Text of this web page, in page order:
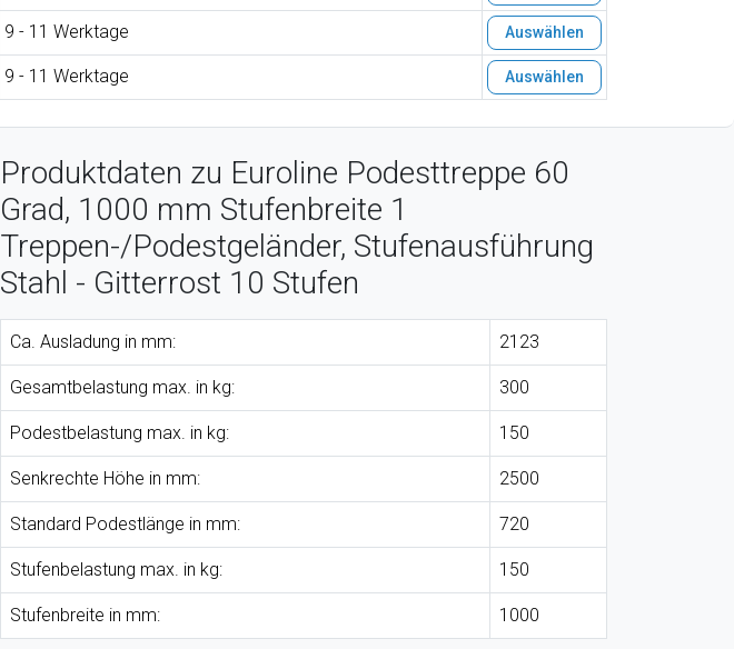
9 - 11 Werktage Auswählen
9 - 11 Werktage Auswählen
Produktdaten zu Euroline Podesttreppe 60
Grad, 1000 mm Stufenbreite 1
Treppen-/Podestgeländer, Stufenausführung
Stahl - Gitterrost 10 Stufen
Ca. Ausladung in mm: 2123
Gesamtbelastung max. in kg: 300
Podestbelastung max. in kg: 150
Senkrechte Höhe in mm: 2500
Standard Podestlänge in mm: 720
Stufenbelastung max. in kg: 150
Stufenbreite in mm: 1000